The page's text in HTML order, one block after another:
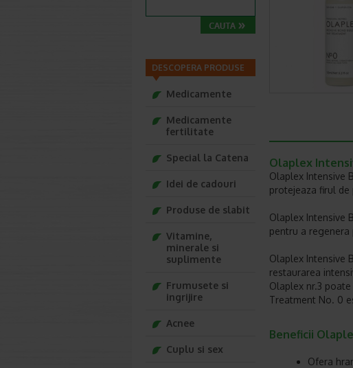
Olaplex
Olaplex Intensive
protejeaza firul de
Olaplex Intensive
pentru a
Olaplex Intensive
restaurarea
Olaplex nr.3
Treatment No. 0
Beneficii
Ofera
DESCOPERA PRODUSE
Medicamente
Medicamente
fertilitate
Special la Catena
Idei de cadouri
Produse de slabit
Vitamine,
minerale si
suplimente
Frumusete si
ingrijire
Acnee
Cuplu si sex